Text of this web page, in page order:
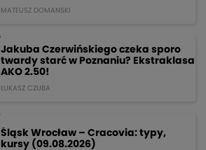
MATEUSZ DOMANSKI
Jakuba Czerwińskiego czeka sporo
twardy starć w Poznaniu? Ekstraklasa
AKO 2.50!
ŁUKASZ CZUBA
Śląsk Wrocław – Cracovia: typy,
kursy (09.08.2026)